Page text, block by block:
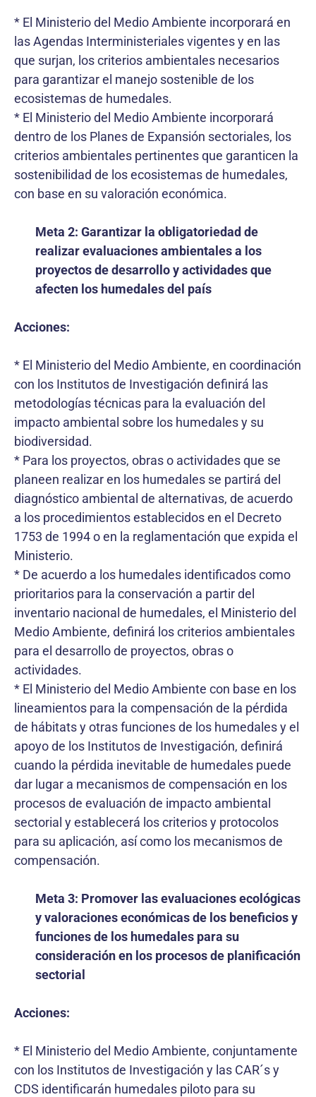
* El Ministerio del Medio Ambiente incorporará en
las Agendas Interministeriales vigentes y en las
que surjan, los criterios ambientales necesarios
para garantizar el manejo sostenible de los
ecosistemas de humedales.
* El Ministerio del Medio Ambiente incorporará
dentro de los Planes de Expansión sectoriales, los
criterios ambientales pertinentes que garanticen la
sostenibilidad de los ecosistemas de humedales,
con base en su valoración económica.
Meta 2: Garantizar la obligatoriedad de
realizar evaluaciones ambientales a los
proyectos de desarrollo y actividades que
afecten los humedales del país
Acciones:
* El Ministerio del Medio Ambiente, en coordinación
con los Institutos de Investigación definirá las
metodologías técnicas para la evaluación del
impacto ambiental sobre los humedales y su
biodiversidad.
* Para los proyectos, obras o actividades que se
planeen realizar en los humedales se partirá del
diagnóstico ambiental de alternativas, de acuerdo
a los procedimientos establecidos en el Decreto
1753 de 1994 o en la reglamentación que expida el
Ministerio.
* De acuerdo a los humedales identificados como
prioritarios para la conservación a partir del
inventario nacional de humedales, el Ministerio del
Medio Ambiente, definirá los criterios ambientales
para el desarrollo de proyectos, obras o
actividades.
* El Ministerio del Medio Ambiente con base en los
lineamientos para la compensación de la pérdida
de hábitats y otras funciones de los humedales y el
apoyo de los Institutos de Investigación, definirá
cuando la pérdida inevitable de humedales puede
dar lugar a mecanismos de compensación en los
procesos de evaluación de impacto ambiental
sectorial y establecerá los criterios y protocolos
para su aplicación, así como los mecanismos de
compensación.
Meta 3: Promover las evaluaciones ecológicas
y valoraciones económicas de los beneficios y
funciones de los humedales para su
consideración en los procesos de planificación
sectorial
Acciones:
* El Ministerio del Medio Ambiente, conjuntamente
con los Institutos de Investigación y las CAR´s y
CDS identificarán humedales piloto para su